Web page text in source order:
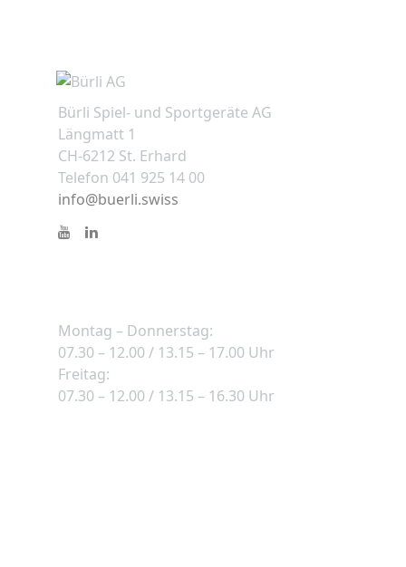
Bürli Spiel- und Sportgeräte AG
Längmatt 1
CH-6212 St. Erhard
Telefon 041 925 14 00
info@buerli.swiss
Montag – Donnerstag:
07.30 – 12.00 / 13.15 – 17.00 Uhr
Freitag:
07.30 – 12.00 / 13.15 – 16.30 Uhr